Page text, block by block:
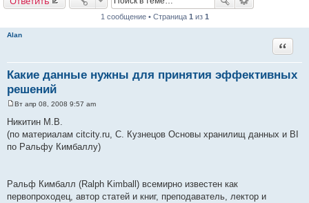
1 сообщение • Страница 1 из 1
Alan
Какие данные нужны для принятия эффективных
решений
Цитата
о
б
е
Вт апр 08, 2008 9:57 am
Никитин М.В.
(по материалам citcity.ru, С. Кузнецов Основы хранилищ данных и BI
по Ральфу Кимбаллу)
Ральф Кимбалл (Ralph Kimball) всемирно известен как
первопроходец, автор статей и книг, преподаватель, лектор и